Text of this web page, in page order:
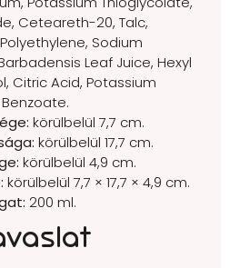
Ceteareth-20, Talc,
Sodium
Leaf Juice, Hexyl
Citric Acid, Potassium
körülbelül 7,7 cm.
körülbelül 17,7 cm.
körülbelül 4,9 cm.
körülbelül 7,7 × 17,7 × 4,9 cm.
200 ml.